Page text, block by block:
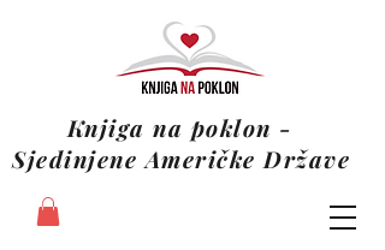
Knjiga na poklon -
Sjedinjene Američke Države